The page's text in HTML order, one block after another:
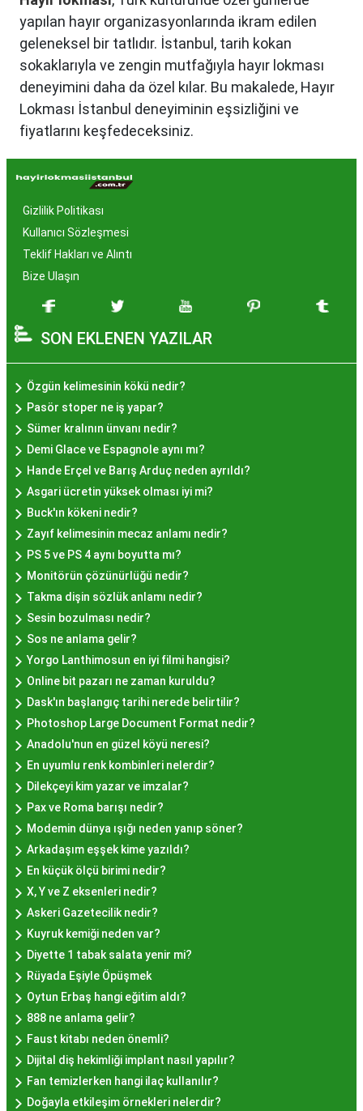
yapılan hayır organizasyonlarında ikram edilen
geleneksel bir tatlıdır. İstanbul, tarih kokan
sokaklarıyla ve zengin mutfağıyla hayır lokması
deneyimini daha da özel kılar. Bu makalede, Hayır
Lokması İstanbul deneyiminin eşsizliğini ve
fiyatlarını keşfedeceksiniz.
Hayır Lokması İstanbul'da
Neden Popüler?
İstanbul, tarih ve kültür mirasıyla öne çıkan bir
şehir olmasıyla birlikte, geleneksel lezzetlerle de
zenginleşmiştir. Hayır lokması, özel günlerde
hazırlanan ve lezzetiyle damaklarda unutulmaz
izler bırakan bir tatlıdır. İstanbul'da popüler
olmasının arkasında bu eşsiz lezzetin herkesi
cezbetmesi ve geleneksel dokunuşlarla
hazırlanması yatmaktadır.
Hayır Lokması İstanbul'da
Nerede Bulunur?
İstanbul genelinde birçok yerel işletme ve
tatları sevenler için Sultanahmet, Eminönü, ve
Eyüp gibi tarihi semtlerdeki lokantalarda Hayır
Lokması deneyimi daha da özel olabilir. Ayrıca,
Beyoğlu, Kadıköy, ve Beşiktaş gibi modern
semtlerde de bu lezzeti bulabilirsiniz.
Hayır Lokması Fiyatları
İstanbul'da Nasıl?
Hayır lokması fiyatları İstanbulgenelinde
mekanlara ve sunulan hizmete göre değişiklik
gösterir. Genellikle porsiyon bazında satılan hayır
lokmalarının fiyatları uygun olup, lezzetin
kalitesiyle uyumlu bir deneyim sunar. İstanbul'da
farklı mekanlarda çeşitli fiyat seçeneklerini
değerlendirerek, bütçenize uygun bir hayır lokması
bulabilirsiniz.
Hayır Lokması İstanbul
Deneyiminde Nelere Dikkat
Edilmeli?
İstanbul'da hayır lokması deneyimini daha özel
kılmak için birkaç öneri:
Geleneksel Mekanları Tercih Edin:
semtlerdeki geleneksel pastanelerde hayır
lokması deneyimi daha otantik olabilir.
Gizlilik Politikası
Kullanıcı Sözleşmesi
Teklif Hakları ve Alıntı
Bize Ulaşın
SON EKLENEN YAZILAR
Özgün kelimesinin kökü nedir?
Pasör stoper ne iş yapar?
Sümer kralının ünvanı nedir?
Demi Glace ve Espagnole aynı mı?
Hande Erçel ve Barış Arduç neden ayrıldı?
Asgari ücretin yüksek olması iyi mi?
Buck'ın kökeni nedir?
Zayıf kelimesinin mecaz anlamı nedir?
PS 5 ve PS 4 aynı boyutta mı?
Monitörün çözünürlüğü nedir?
Takma dişin sözlük anlamı nedir?
Sesin bozulması nedir?
Sos ne anlama gelir?
Yorgo Lanthimosun en iyi filmi hangisi?
Online bit pazarı ne zaman kuruldu?
Dask'ın başlangıç tarihi nerede belirtilir?
Photoshop Large Document Format nedir?
Anadolu'nun en güzel köyü neresi?
En uyumlu renk kombinleri nelerdir?
Dilekçeyi kim yazar ve imzalar?
Pax ve Roma barışı nedir?
Modemin dünya ışığı neden yanıp söner?
Arkadaşım eşşek kime yazıldı?
En küçük ölçü birimi nedir?
X, Y ve Z eksenleri nedir?
Askeri Gazetecilik nedir?
Kuyruk kemiği neden var?
Diyette 1 tabak salata yenir mi?
Rüyada Eşiyle Öpüşmek
Oytun Erbaş hangi eğitim aldı?
888 ne anlama gelir?
Faust kitabı neden önemli?
Dijital diş hekimliği implant nasıl yapılır?
Fan temizlerken hangi ilaç kullanılır?
Doğayla etkileşim örnekleri nelerdir?